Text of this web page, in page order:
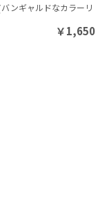
ンギャルドなカラーリ
￥1,650